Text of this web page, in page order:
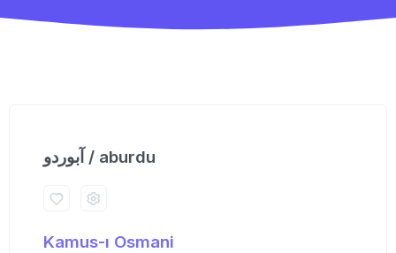
آبوردو / aburdu
Kamus-ı Osmani